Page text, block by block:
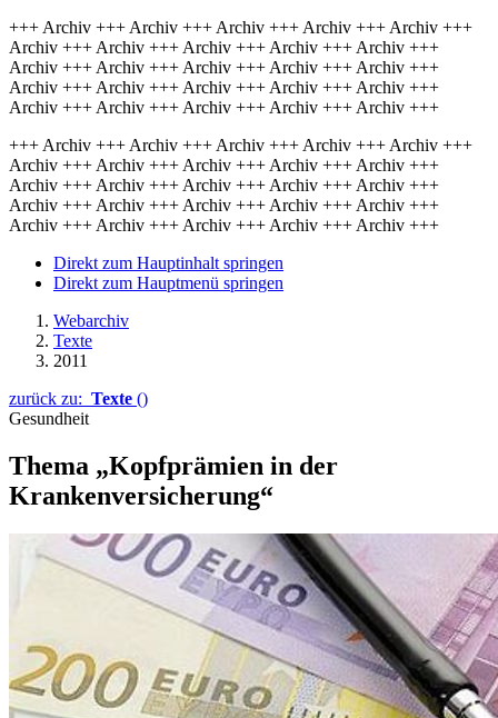
+++ Archiv +++ Archiv +++ Archiv +++ Archiv +++ Archiv +++
Archiv +++ Archiv +++ Archiv +++ Archiv +++ Archiv +++
Archiv +++ Archiv +++ Archiv +++ Archiv +++ Archiv +++
Archiv +++ Archiv +++ Archiv +++ Archiv +++ Archiv +++
Archiv +++ Archiv +++ Archiv +++ Archiv +++ Archiv +++
+++ Archiv +++ Archiv +++ Archiv +++ Archiv +++ Archiv +++
Archiv +++ Archiv +++ Archiv +++ Archiv +++ Archiv +++
Archiv +++ Archiv +++ Archiv +++ Archiv +++ Archiv +++
Archiv +++ Archiv +++ Archiv +++ Archiv +++ Archiv +++
Archiv +++ Archiv +++ Archiv +++ Archiv +++ Archiv +++
Direkt zum Hauptinhalt springen
Direkt zum Hauptmenü springen
Webarchiv
Texte
2011
zurück zu: Texte ()
Gesundheit
Thema „Kopfprämien in der
Krankenversicherung“